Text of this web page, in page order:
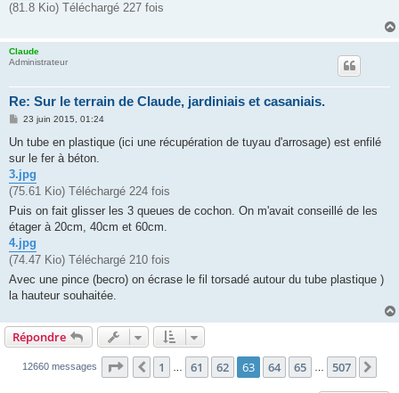
(81.8 Kio) Téléchargé 227 fois
Claude
Administrateur
Re: Sur le terrain de Claude, jardiniais et casaniais.
M
s
a
g
e
23 juin 2015, 01:24
Un tube en plastique (ici une récupération de tuyau d'arrosage) est enfilé
sur le fer à béton.
3.jpg
(75.61 Kio) Téléchargé 224 fois
Puis on fait glisser les 3 queues de cochon. On m'avait conseillé de les
étager à 20cm, 40cm et 60cm.
4.jpg
(74.47 Kio) Téléchargé 210 fois
Avec une pince (becro) on écrase le fil torsadé autour du tube plastique )
la hauteur souhaitée.
Répondre
12660 messages Page 63 sur 507
Précédente
1 61 62 63 64 65 507